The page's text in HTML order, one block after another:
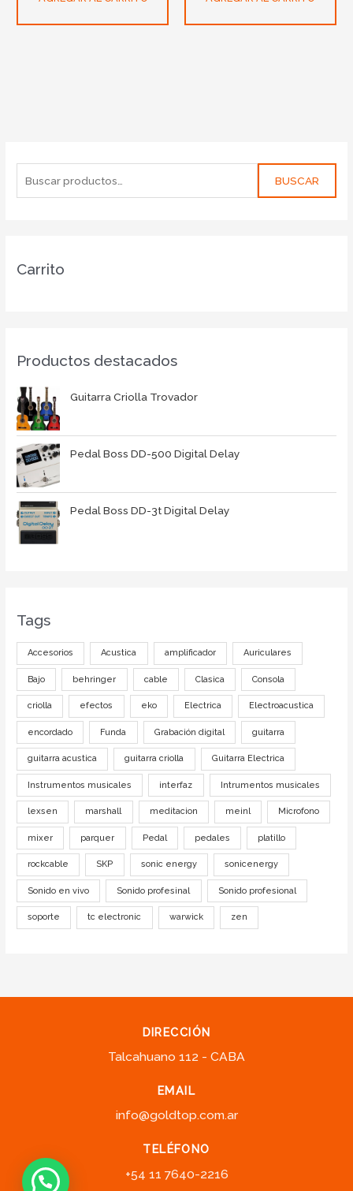
BUSCAR
Carrito
Productos destacados
Guitarra Criolla Trovador
Pedal Boss DD-500 Digital Delay
Pedal Boss DD-3t Digital Delay
Tags
Accesorios Acustica amplificador Auriculares
Bajo behringer cable Clasica Consola
criolla efectos eko Electrica Electroacustica
encordado Funda Grabación digital guitarra
guitarra acustica guitarra criolla Guitarra Electrica
Instrumentos musicales interfaz Intrumentos musicales
lexsen marshall meditacion meinl Microfono
mixer parquer Pedal pedales platillo
rockcable SKP sonic energy sonicenergy
Sonido en vivo Sonido profesinal Sonido profesional
soporte tc electronic warwick zen
DIRECCIÓN
Talcahuano 112 - CABA
EMAIL
info@goldtop.com.ar
TELÉFONO
+54 11 7640-2216